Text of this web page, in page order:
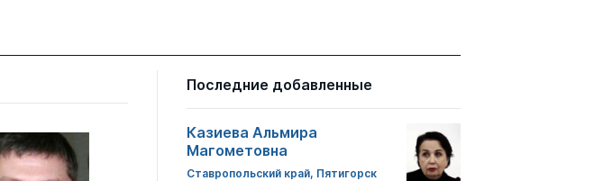
Последние добавленные
Казиева Альмира
Магометовна
Ставропольский край, Пятигорск